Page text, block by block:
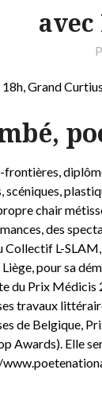
Grand
chair
des
Collectif L-
pour sa
du Prix Médicis
travaux
de Belgique,
Awards). Elle